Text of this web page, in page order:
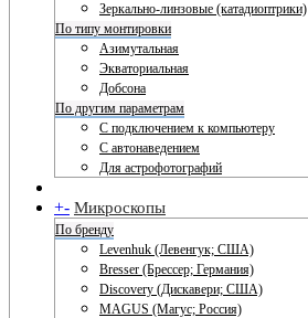
Зеркально-линзовые (катадиоптрики)
По типу монтировки
Азимутальная
Экваториальная
Добсона
По другим параметрам
С подключением к компьютеру
С автонаведением
Для астрофотографий
+- Микроскопы
По бренду
Levenhuk (Левенгук; США)
Bresser (Брессер; Германия)
Discovery (Дискавери; США)
MAGUS (Магус; Россия)